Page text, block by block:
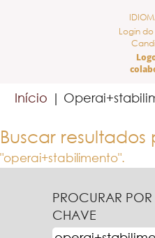
Login
Início |
Buscar resultados
"operai+stabilimento".
PROCURAR
CHAVE